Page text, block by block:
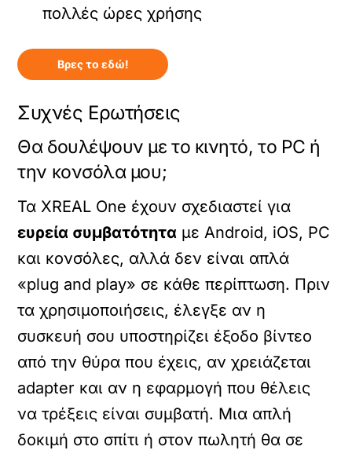
πολλές ώρες χρήσης
Βρες το εδώ!
Συχνές Ερωτήσεις
Θα δουλέψουν με το κινητό, το PC ή
την κονσόλα μου;
Τα XREAL One έχουν σχεδιαστεί για
ευρεία συμβατότητα με Android, iOS, PC
και κονσόλες, αλλά δεν είναι απλά
«plug and play» σε κάθε περίπτωση. Πριν
τα χρησιμοποιήσεις, έλεγξε αν η
συσκευή σου υποστηρίζει έξοδο βίντεο
από την θύρα που έχεις, αν χρειάζεται
adapter και αν η εφαρμογή που θέλεις
να τρέξεις είναι συμβατή. Μια απλή
δοκιμή στο σπίτι ή στον πωλητή θα σε